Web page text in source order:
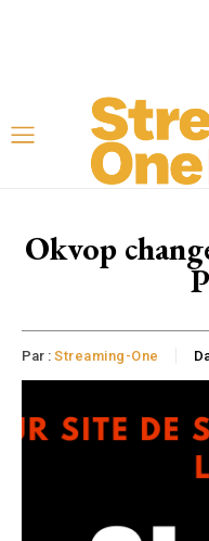
Okvop
Par : Streaming-One